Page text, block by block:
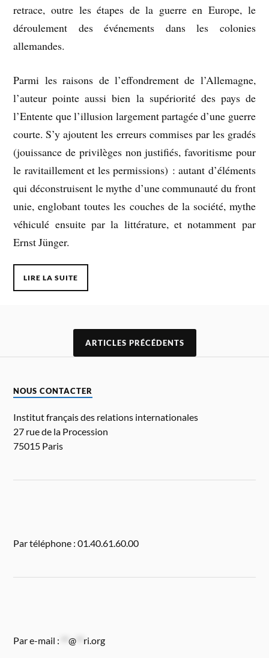
retrace, outre les étapes de la guerre en Europe, le
déroulement des événements dans les colonies
allemandes.
Parmi les raisons de l’effondrement de l’Allemagne,
l’auteur pointe aussi bien la supériorité des pays de
l’Entente que l’illusion largement partagée d’une guerre
courte. S’y ajoutent les erreurs commises par les gradés
(jouissance de privilèges non justifiés, favoritisme pour
le ravitaillement et les permissions) : autant d’éléments
qui déconstruisent le mythe d’une communauté du front
unie, englobant toutes les couches de la société, mythe
véhiculé ensuite par la littérature, et notamment par
Ernst Jünger.
LIRE LA SUITE
ARTICLES PRÉCÉDENTS
NOUS CONTACTER
Institut français des relations internationales
27 rue de la Procession
75015 Paris
Par téléphone : 01.40.61.60.00
Par e-mail : **@ ri.org